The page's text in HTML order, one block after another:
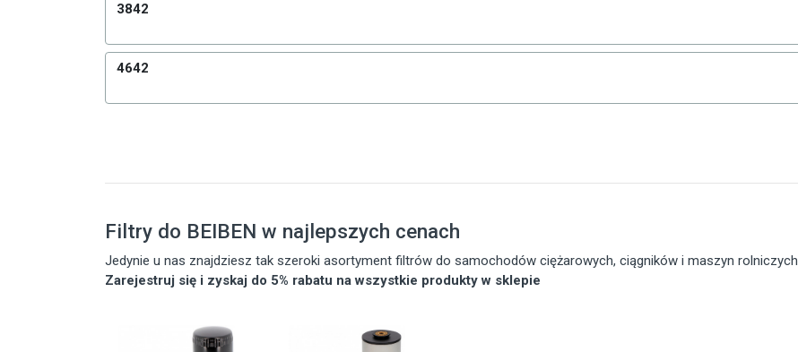
3842
4642
Filtry do BEIBEN w najlepszych cenach
Jedynie u nas znajdziesz tak szeroki asortyment filtrów do samochodów ciężarowych, ciągników i maszyn rolniczych
Zarejestruj się i zyskaj do 5% rabatu na wszystkie produkty w sklepie